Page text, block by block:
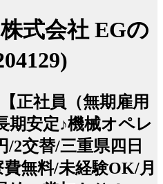
式会社 EGの
正社員（無期雇用
期安定♪機械オペレ
/2交替/三重県四日
無料/未経験OK/月